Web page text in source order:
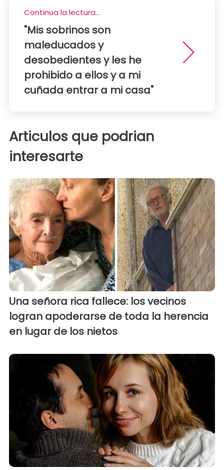
Continua la lectura...
"Mis sobrinos son
maleducados y
desobedientes y les he
prohibido a ellos y a mi
cuñada entrar a mi casa"
Articulos que podrian
interesarte
Una señora rica fallece: los vecinos
logran apoderarse de toda la herencia
en lugar de los nietos